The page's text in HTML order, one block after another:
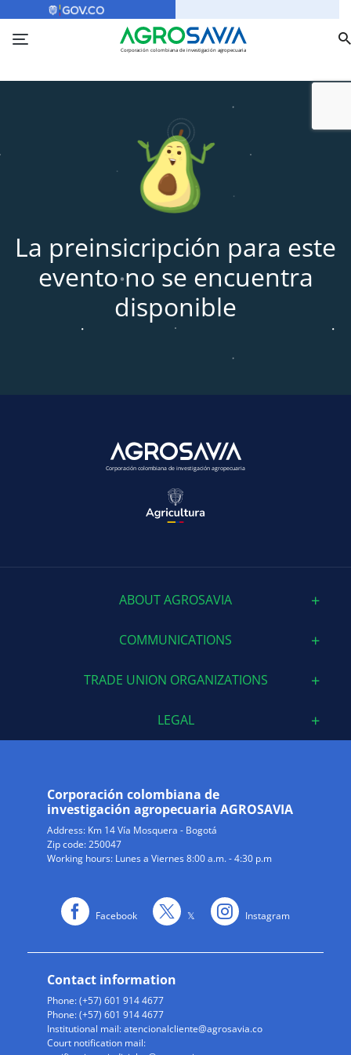
¿Sabes que es GOV.CO? Conócelo aquí
Corporación colombiana de investigación agropecuaria
La preinsicripción para este
evento no se encuentra
disponible
Corporación colombiana de investigación agropecuaria
ABOUT AGROSAVIA
COMMUNICATIONS
TRADE UNION ORGANIZATIONS
LEGAL
Corporación colombiana de
investigación agropecuaria AGROSAVIA
Address: Km 14 Vía Mosquera - Bogotá
Zip code: 250047
Working hours: Lunes a Viernes 8:00 a.m. - 4:30 p.m
Facebook 𝕏 Instagram
Contact information
Phone: (+57) 601 914 4677
Phone: (+57) 601 914 4677
Institutional mail:atencionalcliente@agrosavia.co
Court notification mail: